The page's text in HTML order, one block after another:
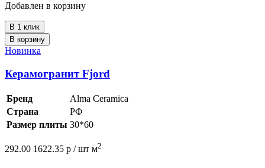
Добавлен в корзину
В 1 клик
В корзину
Новинка
Керамогранит Fjord
Бренд
Alma Ceramica
Страна
РФ
Размер плиты 30*60
292.00 1622.35 р / шт м2